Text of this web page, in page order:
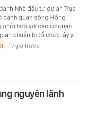
Nhà đầu tư dự án Trục
cảnh quan sông Hồng
phối hợp với các cơ quan
chuẩn bị tổ chức lấy ý…
- 7 giờ trước
nguyên lãnh